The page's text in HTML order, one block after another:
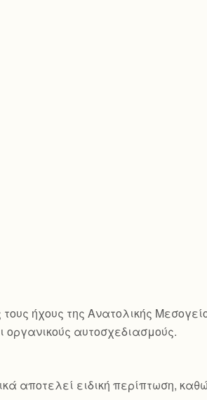
ήχους της Ανατολικής
οργανικούς αυτοσχεδιασμούς.
αποτελεί ειδική περίπτωση,